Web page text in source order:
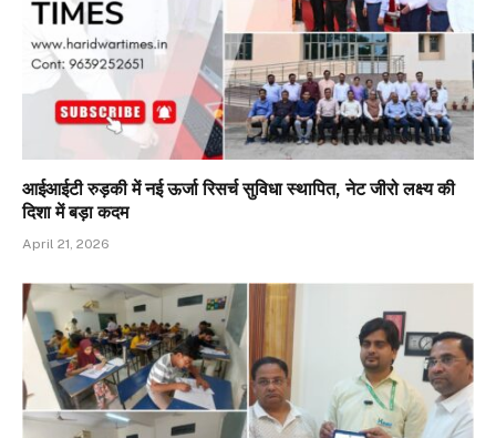
आईआईटी रुड़की में नई ऊर्जा रिसर्च सुविधा स्थापित, नेट जीरो लक्ष्य की
दिशा में बड़ा कदम
April 21, 2026